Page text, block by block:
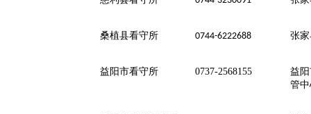
桑植县看守所 0744-6222688 张
益阳市看守所 0737-2568155
益
管